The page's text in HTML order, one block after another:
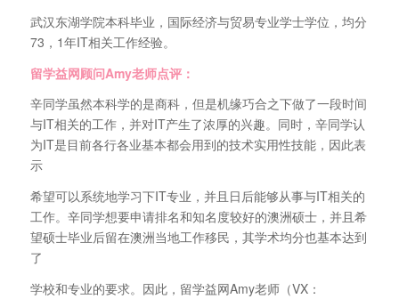
武汉东湖学院本科毕业，国际经济与贸易专业学士学位，均分
73，1年IT相关工作经验。
留学益网顾问Amy老师点评：
辛同学虽然本科学的是商科，但是机缘巧合之下做了一段时间
与IT相关的工作，并对IT产生了浓厚的兴趣。同时，辛同学认
为IT是目前各行各业基本都会用到的技术实用性技能，因此表
示
希望可以系统地学习下IT专业，并且日后能够从事与IT相关的
工作。辛同学想要申请排名和知名度较好的澳洲硕士，并且希
望硕士毕业后留在澳洲当地工作移民，其学术均分也基本达到
了
学校和专业的要求。因此，留学益网Amy老师（VX：